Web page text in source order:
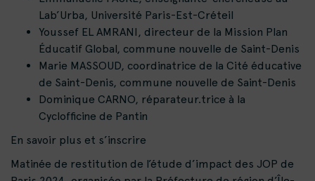
Lab’Urba, Université Paris-Est-Créteil
Youssef EL AMRANI, directeur de la Mission Plan
Éducatif Global, commune nouvelle de Saint-Denis
Marie MASSOUD, coordinatrice de la Cité éducative
de Saint-Denis, commune nouvelle de Saint-Denis
Dominique CARNO, réparateur.trice à la
Cyclofficine de Pantin
En savoir plus et s’inscrire
Matinée de restitution de l’étude d’impact des JOP de